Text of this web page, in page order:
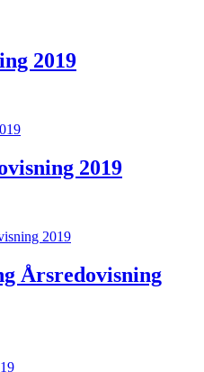
2019
2019
Årsredovisning